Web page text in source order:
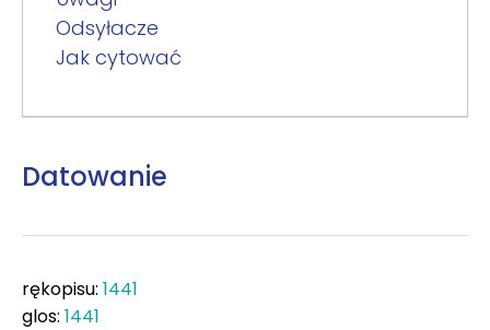
Odsyłacze
Jak cytować
Datowanie
rękopisu: 1441
glos: 1441